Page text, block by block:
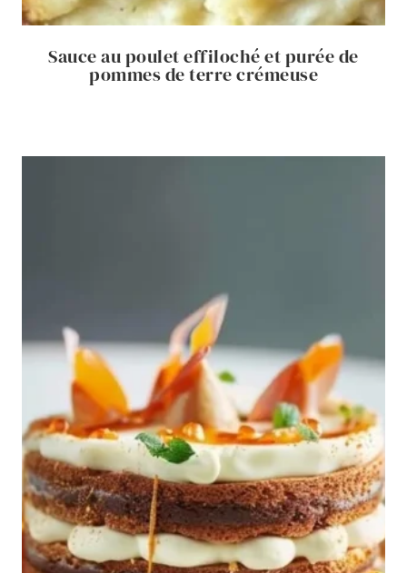
Sauce au poulet effiloché et purée de
pommes de terre crémeuse